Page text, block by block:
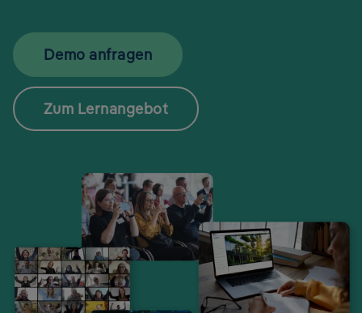
Demo anfragen
Zum Lernangebot